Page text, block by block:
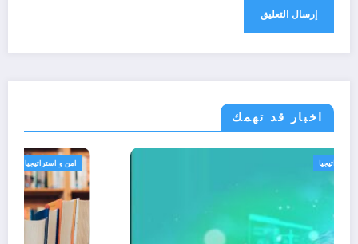
اخبار قد تهمك
الجزائر الحدث